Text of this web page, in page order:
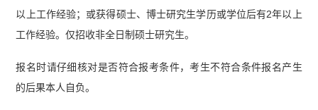
以上工作经验；或获得硕士、博士研究生学历或学位后有2年以上
工作经验。仅招收非全日制硕士研究生。
报名时请仔细核对是否符合报考条件，考生不符合条件报名产生
的后果本人自负。